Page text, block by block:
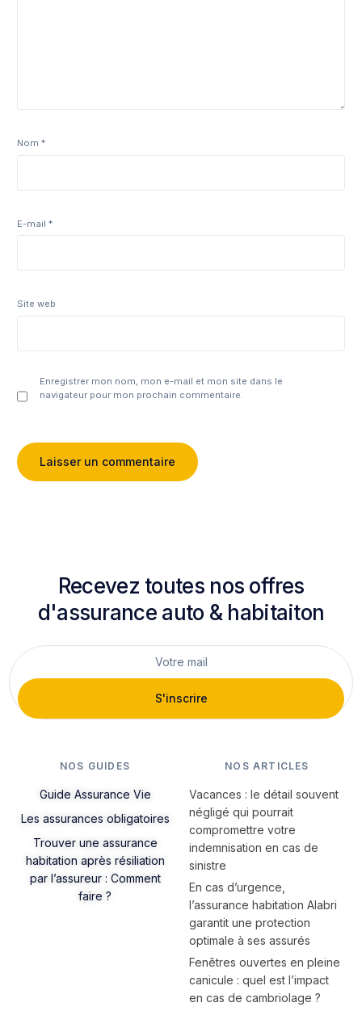
Nom*
E-mail*
Site web
Enregistrer mon nom, mon e-mail et mon site dans le
navigateur pour mon prochain commentaire.
Recevez toutes nos offres
d'assurance auto & habitaiton
S'inscrire
NOS GUIDES
Guide Assurance Vie
Les assurances obligatoires
Trouver une assurance
habitation après résiliation
par l’assureur : Comment
faire ?
NOS ARTICLES
Vacances : le détail souvent
négligé qui pourrait
compromettre votre
indemnisation en cas de
sinistre
En cas d’urgence,
l’assurance habitation Alabri
garantit une protection
optimale à ses assurés
Fenêtres ouvertes en pleine
canicule : quel est l’impact
en cas de cambriolage ?